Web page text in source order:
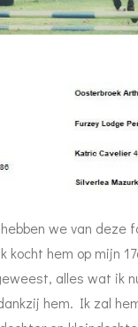
we van deze
kocht hem op mijn
alles wat ik
hem. Ik zal